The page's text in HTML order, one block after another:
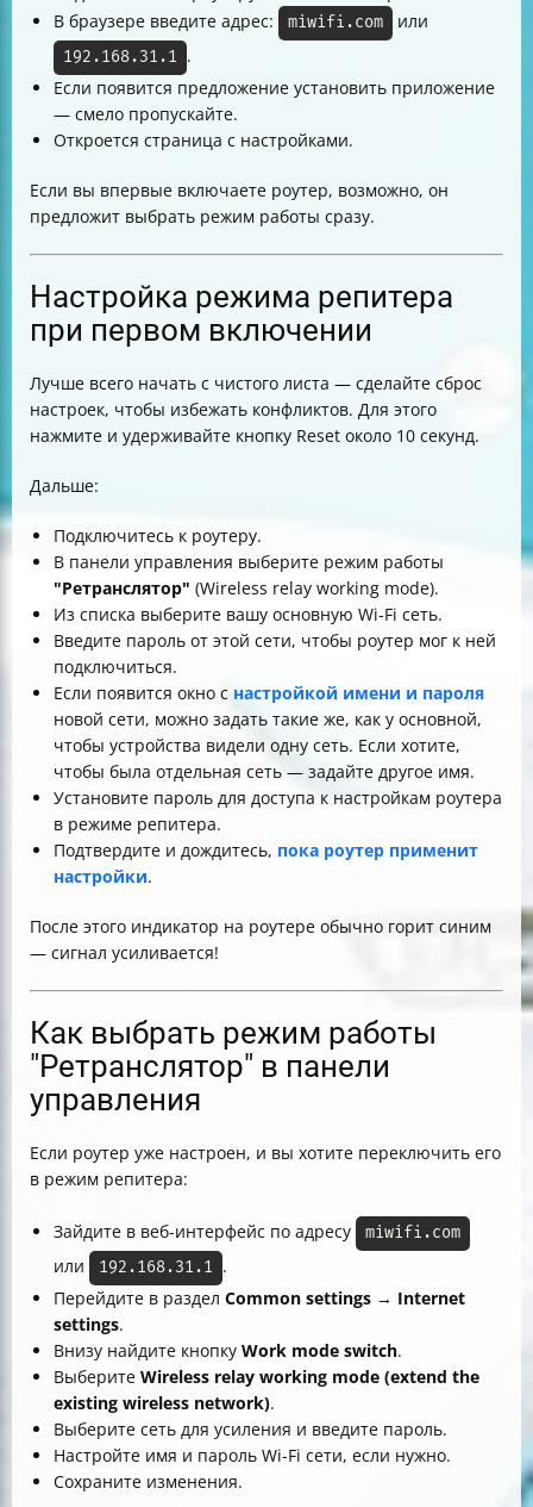
В браузере введите адрес:
miwifi.com или
192.168.31.1
.
Если появится предложение установить приложение
— смело пропускайте.
Откроется страница с настройками.
Если вы впервые включаете роутер, возможно, он
предложит выбрать режим работы сразу.
Настройка режима репитера
при первом включении
Лучше всего начать с чистого листа — сделайте сброс
настроек, чтобы избежать конфликтов. Для этого
нажмите и удерживайте кнопку Reset около 10 секунд.
Дальше:
Подключитесь к роутеру.
В панели управления выберите режим работы
"Ретранслятор" (Wireless relay working mode).
Из списка выберите вашу основную Wi-Fi сеть.
Введите пароль от этой сети, чтобы роутер мог к ней
подключиться.
Если появится окно с настройкой имени и пароля
новой сети, можно задать такие же, как у основной,
чтобы устройства видели одну сеть. Если хотите,
чтобы была отдельная сеть — задайте другое имя.
Установите пароль для доступа к настройкам роутера
в режиме репитера.
Подтвердите и дождитесь, пока роутер применит
настройки.
После этого индикатор на роутере обычно горит синим
— сигнал усиливается!
Как выбрать режим работы
"Ретранслятор" в панели
управления
Если роутер уже настроен, и вы хотите переключить его
в режим репитера:
Зайдите в веб-интерфейс по адресу miwifi.com
или 192.168.31.1
.
Перейдите в раздел Common settings → Internet
settings.
Внизу найдите кнопку Work mode switch.
Выберите Wireless relay working mode (extend the
existing wireless network).
Выберите сеть для усиления и введите пароль.
Настройте имя и пароль Wi-Fi сети, если нужно.
Сохраните изменения.